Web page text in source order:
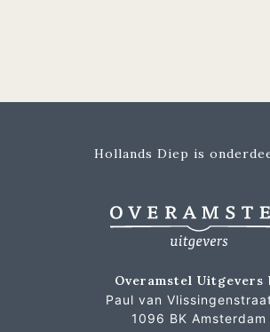
Hollands Diep is
Overamstel Uitgevers
Paul van
1096 BK Amsterdam